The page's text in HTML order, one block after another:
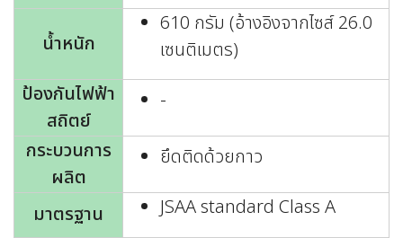
น้ำหนัก
610 กรัม (อ้างอิงจากไซส์ 26.0
เซนติเมตร)
ป้องกันไฟฟ้า
สถิตย์
-
กระบวนการ
ผลิต
ยึดติดด้วยกาว
มาตรฐาน JSAA standard Class A